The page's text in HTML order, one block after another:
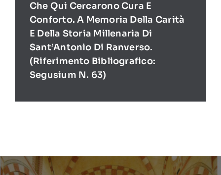
Che Qui Cercarono Cura E
Conforto. A Memoria Della Carità
E Della Storia Millenaria Di
Sant’Antonio Di Ranverso.
(Riferimento Bibliografico:
Segusium N. 63)